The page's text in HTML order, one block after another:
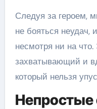
Следуя за героем,
не бояться неудач,
несмотря ни на
захватывающий и
который нельзя
Непростые